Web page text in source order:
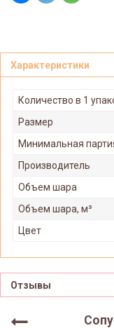
Характеристики
Количество в 1
Размер
Минимальная
Производитель
Объем шара
Объем шара, м³
Цвет
Отзывы